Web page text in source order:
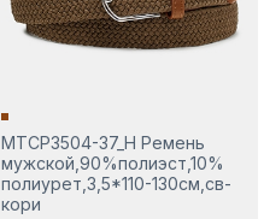
MTCP3504-37_Н Ремень
мужской,90%полиэст,10%
полиурет,3,5*110-130см,св-
кори